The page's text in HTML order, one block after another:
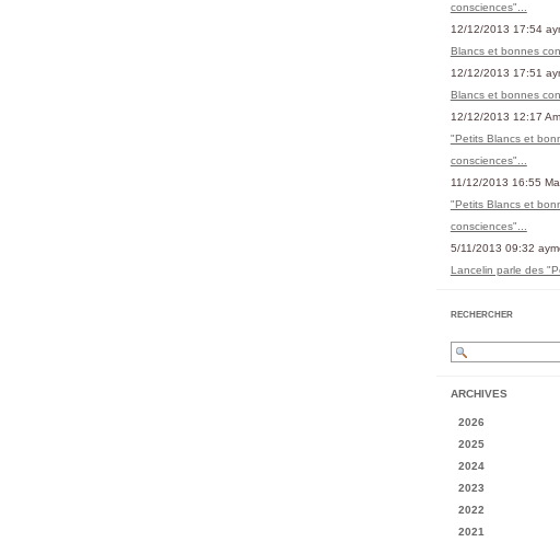
consciences"...
12/12/2013 17:54
Blancs et bonnes
12/12/2013 17:51
Blancs et bonnes
12/12/2013 12:17
"Petits Blancs et
consciences"...
11/12/2013 16:55
"Petits Blancs et
consciences"...
5/11/2013 09:32
Lancelin parle des
RECHERCHER
ARCHIVES
2026
2025
2024
2023
2022
2021